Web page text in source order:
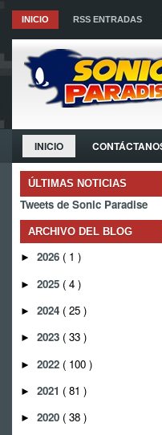
INICIO RSS ENTRADAS
INICIO
ÚLTIMAS NOTICIAS
Tweets de Sonic Paradise
ARCHIVO DEL BLOG
► 2026 ( 1 )
► 2025 ( 4 )
► 2024 ( 25 )
► 2023 ( 33 )
► 2022 ( 100 )
► 2021 ( 81 )
► 2020 ( 38 )